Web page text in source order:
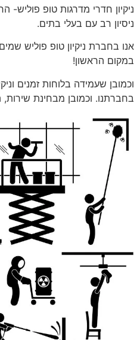
ניקיון חדרי מדרגות טופ
ניסיון רב עם בעלי בתים.
אנו בחברת ניקיון טופ פוליש
במקום הראשון!
וכמובן שעמידה בלוחות זמנים
בחברתנו. וכמובן מבחינת